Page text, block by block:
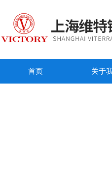
首页 关于